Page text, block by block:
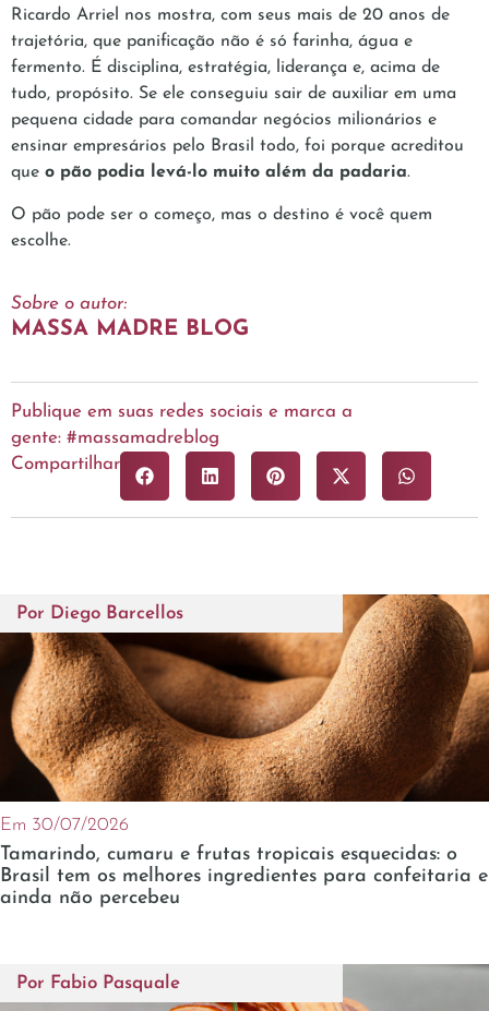
Ricardo Arriel nos mostra, com seus mais de 20 anos de
trajetória, que panificação não é só farinha, água e
fermento. É disciplina, estratégia, liderança e, acima de
tudo, propósito. Se ele conseguiu sair de auxiliar em uma
pequena cidade para comandar negócios milionários e
ensinar empresários pelo Brasil todo, foi porque acreditou
que o pão podia levá-lo muito além da padaria.
O pão pode ser o começo, mas o destino é você quem
escolhe.
Sobre o autor:
MASSA MADRE BLOG
Publique em suas redes sociais e marca a
gente: #massamadreblog
Compartilhar
Por Diego Barcellos
Em 30/07/2026
Tamarindo, cumaru e frutas tropicais esquecidas: o
Brasil tem os melhores ingredientes para confeitaria e
ainda não percebeu
Por Fabio Pasquale